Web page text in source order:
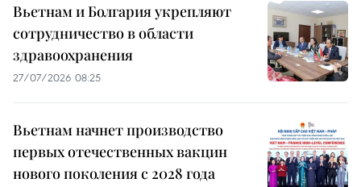
Вьетнам и Болгария укрепляют
сотрудничество в области
здравоохранения
27/07/2026 08:25
Вьетнам начнет производство
первых отечественных вакцин
нового поколения с 2028 года